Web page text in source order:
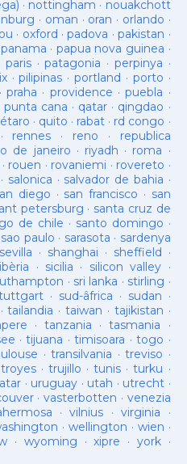
· nottingham · nouakchott
· oman · oran · orlando ·
· oxford ·padova ·pakistan ·
panama · papua nova guinea ·
paris·patagonia · perpinya ·
·pilipinas ·portland · porto ·
·praha · providence ·puebla ·
punta cana · qatar · qingdao ·
· quito · rabat · rd congo ·
rennes · reno · republica
de janeiro · riyadh · roma ·
· rouen · rovaniemi · rovereto ·
· salonica · salvador de bahia ·
diego · san francisco · san
petersburg · santa cruz de
de chile · santo domingo ·
sao paulo · sarasota · sardenya
sevilla · shanghai · sheffield ·
· sicilia · silicon valley ·
· sri lanka · stirling ·
· sud-âfrica · sudan ·
·tailandia ·taiwan · tajikistan ·
· tanzania ·tasmania ·
·tijuana ·timisoara ·togo ·
·transilvania ·treviso ·
troyes·trujillo ·tunis ·turku ·
· uruguay · utah · utrecht ·
· vasterbotten · venezia
·vilnius ·virginia ·
· wellington · wien ·
· wyoming ·xipre · york·